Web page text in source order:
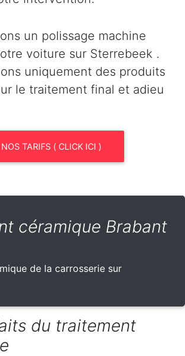
un polissage machine
voiture sur Sterrebeek .
uniquement des produits
le traitement final et adieu
NOS TARIFS ( CLICK ICI )
céramique Brabant
de la carrosserie sur
du traitement